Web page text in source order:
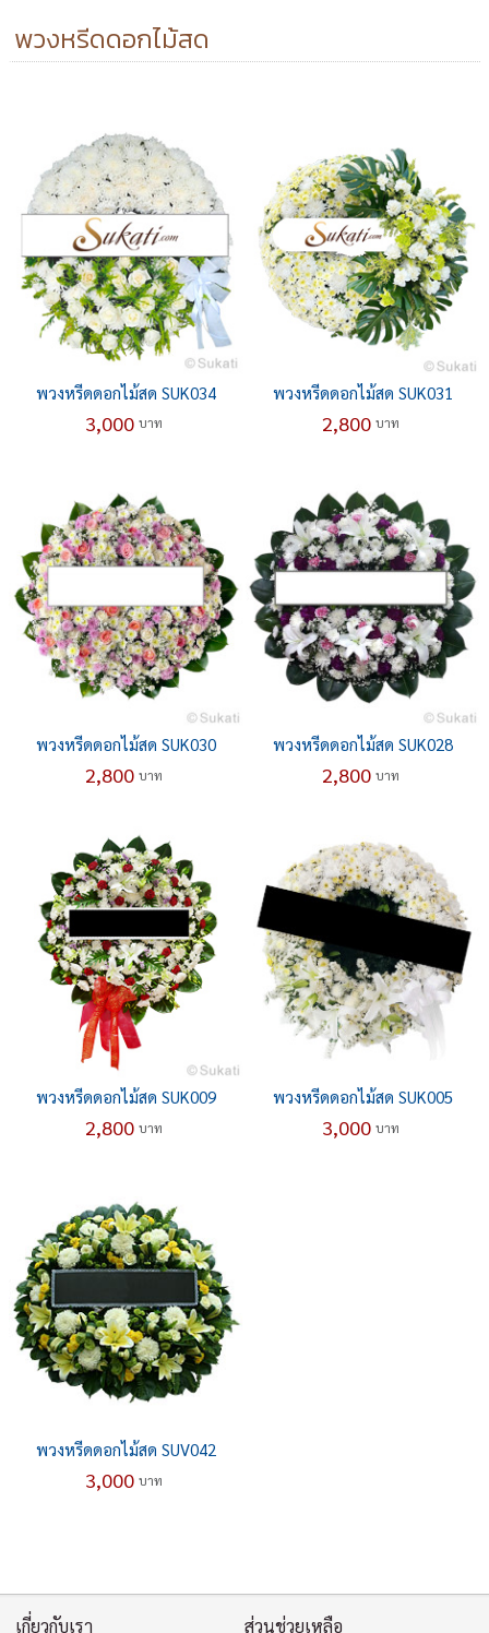
พวงหรีดดอกไม้สด
พวงหรีดดอกไม้สด SUK034
3,000 บาท
พวงหรีดดอกไม้สด SUK031
2,800 บาท
พวงหรีดดอกไม้สด SUK030
2,800 บาท
พวงหรีดดอกไม้สด SUK028
2,800 บาท
พวงหรีดดอกไม้สด SUK009
2,800 บาท
พวงหรีดดอกไม้สด SUK005
3,000 บาท
พวงหรีดดอกไม้สด SUV042
3,000 บาท
เกี่ยวกับเรา ส่วนช่วยเหลือ